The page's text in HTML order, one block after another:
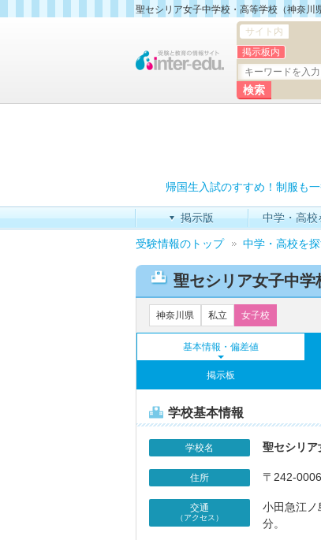
聖セシリア女子中学校・高等学校（神奈川
サイト内
掲示板内
帰国生入試のすすめ！制服も一
掲示版 中学・高校
受験情報のトップ 中学・高校を
聖セシリア女子中
神奈川県 私立 女子校
基本情報・偏差値
掲示板
学校基本情報
学校名 聖セシリア
住所 〒242-
交通
（アクセス）
小田急江
分。